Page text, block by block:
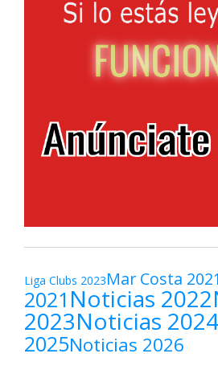
Liga Clubs 2023Mar Costa 2021
2021 Noticias 2022
2023Noticias 2024
2025Noticias 2026